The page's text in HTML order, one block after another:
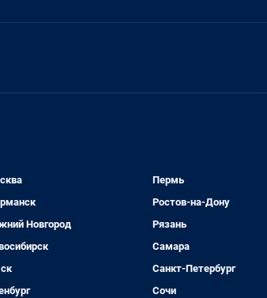
Новгород
Пермь
Ростов-на-Дону
Рязань
Самара
Санкт-Петербург
Сочи